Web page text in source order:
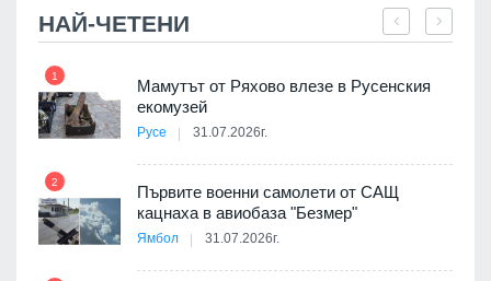
НАЙ-ЧЕТЕНИ
1
Мамутът от Ряхово влезе в Русенския
екомузей
Русе 31.07.2026г.
2
Първите военни самолети от САЩ
кацнаха в авиобаза "Безмер"
Ямбол 31.07.2026г.